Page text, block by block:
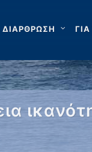
ΔΙΑΡΘΡΩΣΗ